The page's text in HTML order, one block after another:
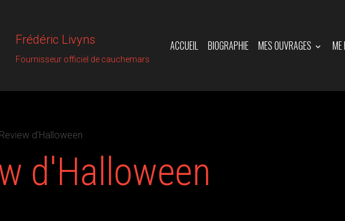
Frédéric Livyns
Fournisseur officiel de cauchemars
ACCUEIL BIOGRAPHIE MES OUVRAGES ME
Review d'Halloween
d'Halloween